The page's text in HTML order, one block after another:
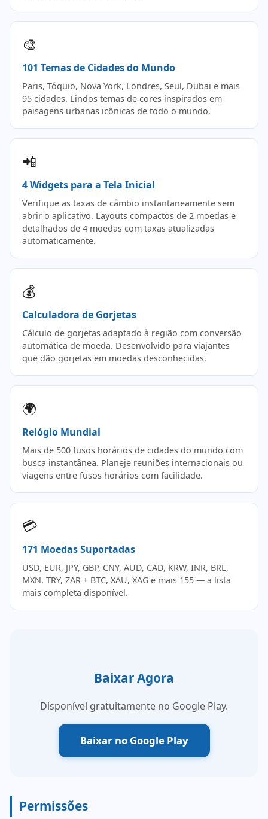
🎨
101 Temas de Cidades do Mundo
Paris, Tóquio, Nova York, Londres, Seul, Dubai e mais
95 cidades. Lindos temas de cores inspirados em
paisagens urbanas icônicas de todo o mundo.
📲
4 Widgets para a Tela Inicial
Verifique as taxas de câmbio instantaneamente sem
abrir o aplicativo. Layouts compactos de 2 moedas e
detalhados de 4 moedas com taxas atualizadas
automaticamente.
💰
Calculadora de Gorjetas
Cálculo de gorjetas adaptado à região com conversão
automática de moeda. Desenvolvido para viajantes
que dão gorjetas em moedas desconhecidas.
🌍
Relógio Mundial
Mais de 500 fusos horários de cidades do mundo com
busca instantânea. Planeje reuniões internacionais ou
viagens entre fusos horários com facilidade.
💳
171 Moedas Suportadas
USD, EUR, JPY, GBP, CNY, AUD, CAD, KRW, INR, BRL,
MXN, TRY, ZAR + BTC, XAU, XAG e mais 155 — a lista
mais completa disponível.
Baixar Agora
Disponível gratuitamente no Google Play.
Baixar no Google Play
Permissões